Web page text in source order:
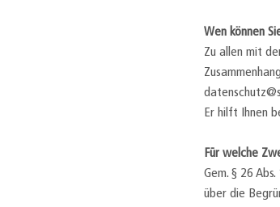
Wen können
Zu allen mit
Er hilft Ihnen
Für welche
Gem. § 26
über die